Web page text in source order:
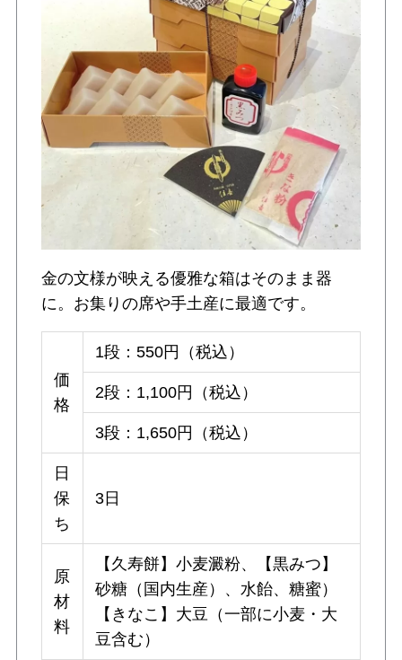
金の文様が映える優雅な箱はそのまま器
に。お集りの席や手土産に最適です。
価
格
1段：550円（税込）
2段：1,100円（税込）
3段：1,650円（税込）
日
保
ち
3日
原
材
料
【久寿餅】小麦澱粉、【黒みつ】
砂糖（国内生産）、水飴、糖蜜）
【きなこ】大豆（一部に小麦・大
豆含む）